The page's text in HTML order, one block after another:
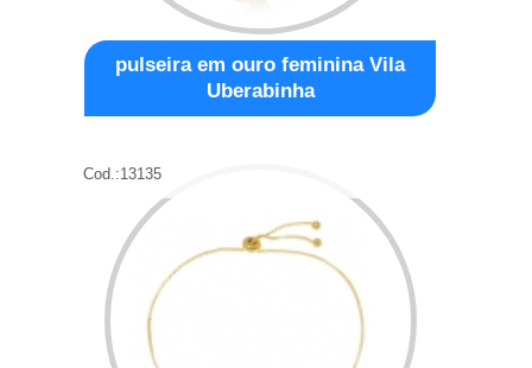
pulseira em ouro feminina Vila
Uberabinha
Cod.:13135